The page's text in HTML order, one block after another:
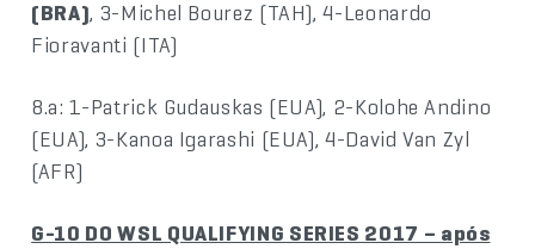
(BRA), 3-Michel Bourez (TAH), 4-Leonardo
Fioravanti (ITA)
8.a: 1-Patrick Gudauskas (EUA), 2-Kolohe Andino
(EUA), 3-Kanoa Igarashi (EUA), 4-David Van Zyl
(AFR)
G-10 DO WSL QUALIFYING SERIES 2017 – após